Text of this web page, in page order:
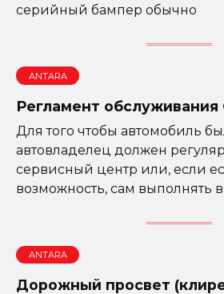
серийный бампер обычно
ANTARA
Регламент
Для того чтобы автомобиль
автовладелец должен
сервисный центр или, если
возможность, сам выполнять
ANTARA
Дорожный просвет